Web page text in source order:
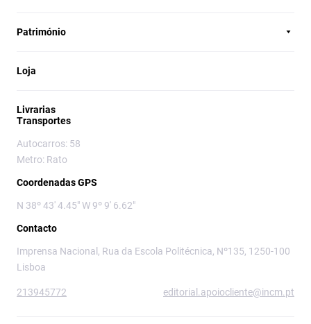
Património
Loja
Livrarias
Transportes
Autocarros: 58
Metro: Rato
Coordenadas GPS
N 38º 43' 4.45" W 9º 9' 6.62"
Contacto
Imprensa Nacional, Rua da Escola Politécnica, Nº135, 1250-100
Lisboa
213945772 editorial.apoiocliente@incm.pt